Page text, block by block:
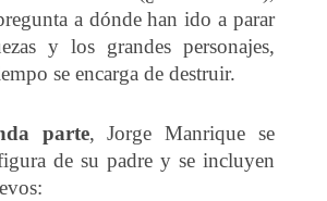
a dónde han ido a parar
y los grandes personajes,
se encarga de destruir.
parte, Jorge Manrique se
de su padre y se incluyen